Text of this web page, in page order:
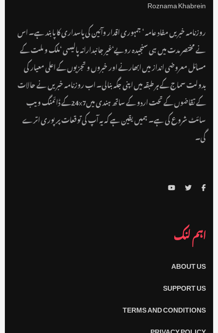
روزنامہ خبریں مفاد عامہ ‘ جمہوری اقدار وآئین کی پاسداری کا پابند ہے۔ اس
نے مختصر مدت میں ہی سنجیدہ رویے‘غیر جانبدارانہ پالیسی ‘ملک و ملت کے
مسائل معروضی انداز میں ابھارنے اور خبروں و تجزیوں کے اعلی معیار کی
بدولت سماج کے ہر طبقہ میں اپنی جگہ بنالی۔ اب روزنامہ خبریں نے حالات
کے تقاضوں کے تحت اردو کے ساتھ ہندی میں24x7کے ڈائمنگ ویب
سائٹ شروع کی ہے۔ ہمیں یقین ہے کہ یہ آپ کی توقعات پر پوری اترے
گی۔
اہم لنک
ABOUT US
SUPPORT US
TERMS AND CONDITIONS